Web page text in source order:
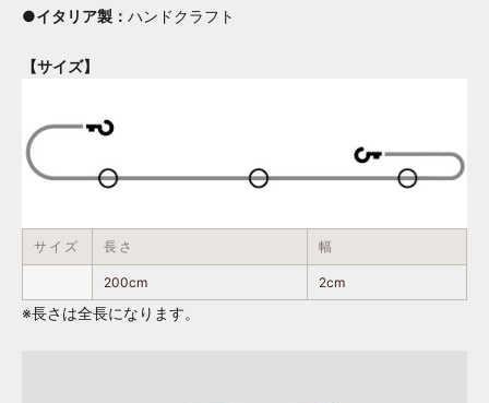
●イタリア製： ハンドクラフト
【サイズ】
サイズ 長さ 幅
200cm 2cm
※長さは全長になります。